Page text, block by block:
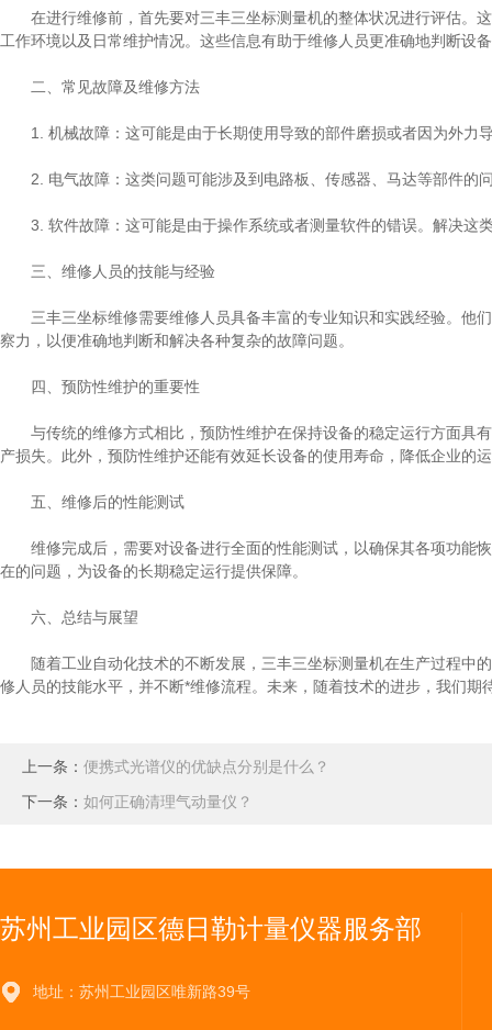
在进行维修前，首先要对三丰三坐标测量机的整体状况进行评估。
工作环境以及日常维护情况。这些信息有助于维修人员更准确地判断设
二、常见故障及维修方法
1. 机械故障：这可能是由于长期使用导致的部件磨损或者因为外力
2. 电气故障：这类问题可能涉及到电路板、传感器、马达等部件的
3. 软件故障：这可能是由于操作系统或者测量软件的错误。解决这
三、维修人员的技能与经验
三丰三坐标维修需要维修人员具备丰富的专业知识和实践经验。他
察力，以便准确地判断和解决各种复杂的故障问题。
四、预防性维护的重要性
与传统的维修方式相比，预防性维护在保持设备的稳定运行方面具
产损失。此外，预防性维护还能有效延长设备的使用寿命，降低企业的
五、维修后的性能测试
维修完成后，需要对设备进行全面的性能测试，以确保其各项功能
在的问题，为设备的长期稳定运行提供保障。
六、总结与展望
随着工业自动化技术的不断发展，三丰三坐标测量机在生产过程中
修人员的技能水平，并不断*维修流程。未来，随着技术的进步，我们
上一条： 便携式光谱仪的优缺点分别是什么？
下一条： 如何正确清理气动量仪？
苏州工业园区德日勒计量仪器服务部
地址：苏州工业园区唯新路39号